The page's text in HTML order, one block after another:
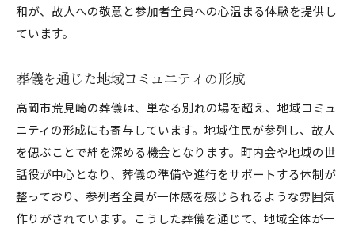
和が、故人への敬意と参加者全員への心温まる体験を提供し
ています。
葬儀を通じた地域コミュニティの形成
高岡市荒見崎の葬儀は、単なる別れの場を超え、地域コミュ
ニティの形成にも寄与しています。地域住民が参列し、故人
を偲ぶことで絆を深める機会となります。町内会や地域の世
話役が中心となり、葬儀の準備や進行をサポートする体制が
整っており、参列者全員が一体感を感じられるような雰囲気
作りがされています。こうした葬儀を通じて、地域全体が一